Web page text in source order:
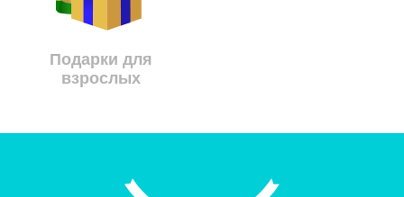
Подарки для
взрослых